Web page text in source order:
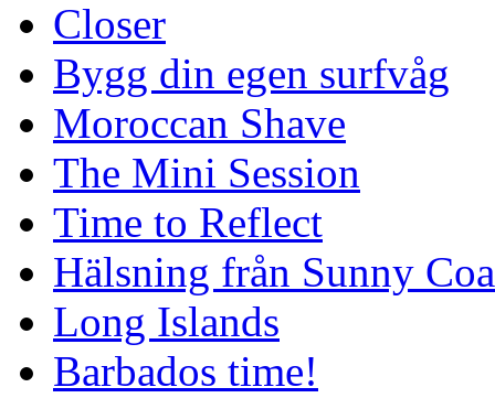
Closer
Bygg din egen surfvåg
Moroccan Shave
The Mini Session
Time to Reflect
Hälsning från Sunny
Long Islands
Barbados time!